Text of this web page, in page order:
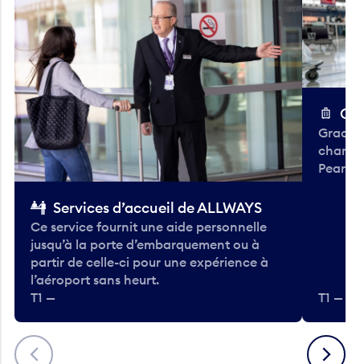
Précédent
Services d’accueil de ALLWAYS
Ce service fournit une aide personnelle
jusqu’à la porte d’embarquement ou à
partir de celle-ci pour une expérience à
l’aéroport sans heurt.
T1 —
T1 —
Suivant